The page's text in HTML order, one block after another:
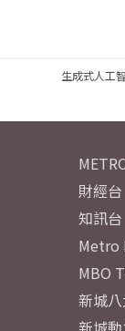
生成式人工
財經台
知訊台
Metro
MBO
新城